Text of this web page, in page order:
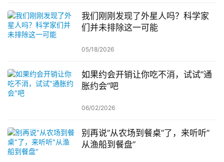
我们刚刚发现了外星人吗？科学家
们并未排除这一可能
05/18/2026
如果约会开销让你吃不消，试试”通
胀约会”吧
06/02/2026
别再说”从农场到餐桌”了，来听听”
从渔船到餐盘”